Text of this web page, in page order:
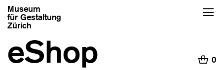
Museum
für Gestaltung
Zürich
eShop H 0